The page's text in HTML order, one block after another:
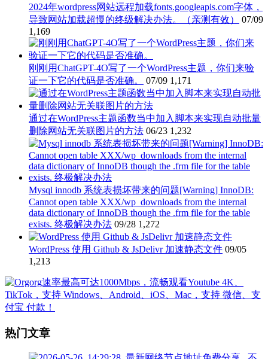
2024年wordpress网站远程加载fonts.googleapis.com字体，
导致网站加载超慢的终级解决办法。（亲测有效）
07/09
1,169
刚刚用ChatGPT-4O写了一个WordPress主题，你们来验
证一下它的代码是否准确。
07/09 1,171
通过在WordPress主题函数当中加入脚本来实现自动批量
删除网站无关联图片的方法 06/23 1,232
Mysql innodb 系统表损坏带来的问题[Warning] InnoDB:
Cannot open table XXX/wp_downloads from the internal
data dictionary of InnoDB though the .frm file for the table
exists. 终极解决办法 09/28 1,272
WordPress 使用 Github & JsDelivr 加速静态文件 09/05
1,213
热门文章